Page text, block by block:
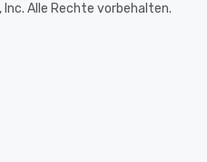
Alle Rechte vorbehalten.